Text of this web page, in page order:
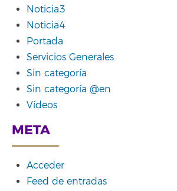
Noticia3
Noticia4
Portada
Servicios Generales
Sin categoría
Sin categoría @en
Vídeos
META
Acceder
Feed de entradas